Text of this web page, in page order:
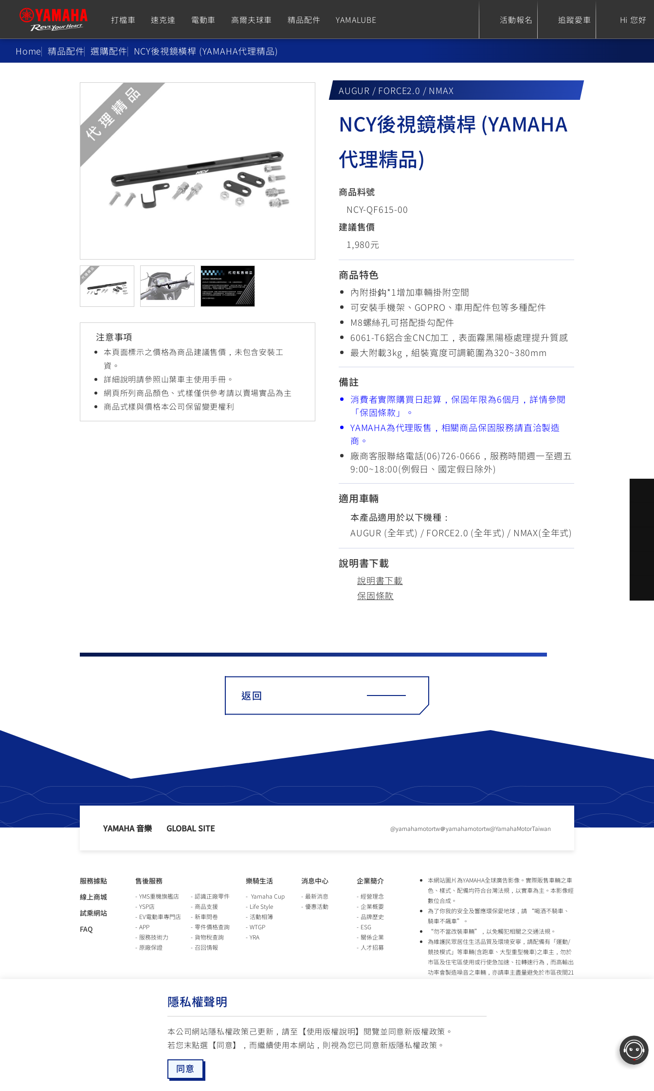
隱私權聲明
本公司網站隱私權政策己更新，請至【使用版權說明】閱覽並同意新版權政策。
若您末點選【同意】，而繼續使用本網站，則視為您已同意新版隱私權政策。
同意
打檔車 速克達 電動車 高爾夫球車 精品配件 YAMALUBE 活動報名 追蹤愛車 Hi 您好
依風格
Super Sport Sport Heritage
YZF-R9
YZF-R7
550+
YZF-R15
150
MT-09
550+
MT-07 Y-AMT
550+
MT-07
XSR 700
550+
依風格
Premium Fashion Adventure Family
TMAX
550+
XMAX
251~549
AUGUR
150
CYGNUS X
125
RS NEO
125
Vinoora
BW'S
125
PW50
AXIS Z / Zii
125
2.5 kw
追蹤愛車
瀏覽紀錄
Home 精品配件 選購配件 NCY後視鏡橫桿 (YAMAHA代理精品)
注意事項
本頁面標示之價格為商品建議售價，未包含安裝工
資。
詳細說明請參照山葉車主使用手冊。
網頁所列商品顏色、式樣僅供參考請以賣場實品為主
商品式樣與價格本公司保留變更權利
AUGUR / FORCE2.0 / NMAX
NCY後視鏡橫桿 (YAMAHA
代理精品)
商品料號
NCY-QF615-00
建議售價
1,980元
商品特色
內附掛鈎*1增加車輛掛附空間
可安裝手機架、GOPRO、車用配件包等多種配件
M8螺絲孔可搭配掛勾配件
6061-T6鋁合金CNC加工，表面霧黑陽極處理提升質感
最大附載3kg，組裝寬度可調範圍為320~380mm
備註
消費者實際購買日起算，保固年限為6個月，詳情參閱
「保固條款」。
YAMAHA為代理販售，相關商品保固服務請直洽製造
商。
廠商客服聯絡電話(06)726-0666，服務時間週一至週五
9:00~18:00(例假日、國定假日除外)
適用車輛
本產品適用於以下機種：
AUGUR (全年式) / FORCE2.0 (全年式) / NMAX(全年式)
說明書下載
說明書下載
保固條款
返回
YAMAHA 音樂 GLOBAL SITE @yamahamotortw＠yamahamotortw@YamahaMotorTaiwan
服務據點
線上商城
試乘網站
FAQ
售後服務
YMS重機旗艦店
YSP店
EV電動車專門店
APP
服務技術力
原廠保證
認識正廠零件
商品支援
新車問卷
零件價格查詢
貨物稅查詢
召回情報
樂騎生活
Yamaha Cup
Life Style
活動相簿
WTGP
YRA
消息中心
最新消息
優惠活動
企業簡介
經營理念
企業概要
品牌歷史
ESG
關係企業
人才招募
本網站圖片為YAMAHA全球廣告影像。實際販售車輛之車
色、樣式、配備均符合台灣法規，以實車為主。本影像經
數位合成。
為了你我的安全及響應環保愛地球，請 “喝酒不騎車、
騎車不飆車”。
“勿不當改裝車輛”，以免觸犯相關之交通法規。
為維護民眾居住生活品質及環境安寧，請配備有「運動/
競技模式」等車輛(含跑車、大型重型機車)之車主，勿於
市區及住宅區使用或行使急加速、拉轉速行為，而高輸出
功率會製造噪音之車輛，亦請車主盡量避免於市區夜間21
交通安全入口網
☏ 免付費客服專線: 0800-631-680 ✉ 聯繫客服
每週一 ~ 五 08:00~12:10 / 13:00~16:40(國定假日與公司假日除外)